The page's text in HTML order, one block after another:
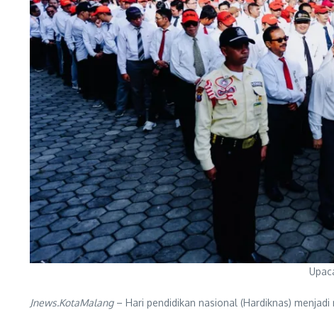
Jnews.KotaMalang– Hari pendidikan nasional (Hardiknas)